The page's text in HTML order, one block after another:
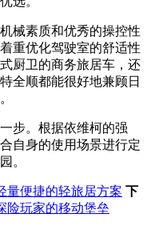
素质和优秀的操控性
重优化驾驶室的舒适性
厨卫的商务旅居车，还
全顺都能很好地兼顾日
步。根据依维柯的强
自身的使用场景进行定
。
便捷的轻旅居方案 下
玩家的移动堡垒